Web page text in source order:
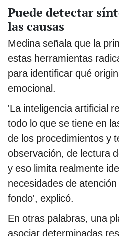
Puede detectar
las causas
Medina señala que la
estas herramientas
para identificar qué
emocional.
'La inteligencia artificial
todo lo que se tiene en
de los procedimientos y
observación, de lectura
y eso limita realmente
necesidades de
fondo', explicó.
En otras palabras, una